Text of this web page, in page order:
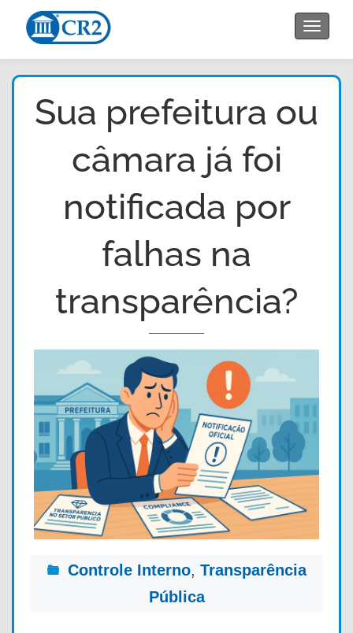
Toggle
Sua prefeitura ou
câmara já foi
notificada por
falhas na
transparência?
Controle Interno, Transparência
Pública